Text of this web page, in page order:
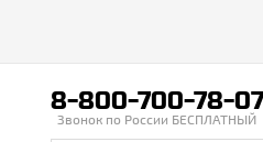
8-800-700-78-07
Звонок по России БЕСПЛАТНЫЙ